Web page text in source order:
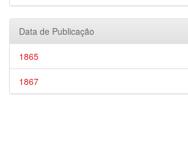
Data de Publicação
1865
1867